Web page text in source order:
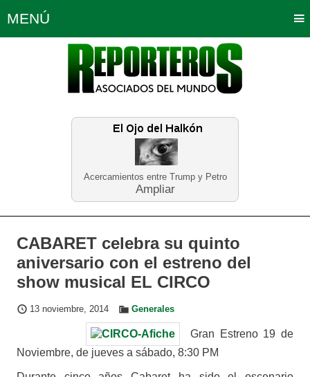
Acercamientos entre Trump y Petro
Ampliar
MENÚ
Política Opinión Bogotá
Planeta Tierra Deportes
Educación Neira
CABARET celebra su quinto
aniversario con el estreno del
show musical EL CIRCO
13 noviembre, 2014 Generales
Gran Estreno 19 de
Noviembre, de jueves a sábado, 8:30 PM